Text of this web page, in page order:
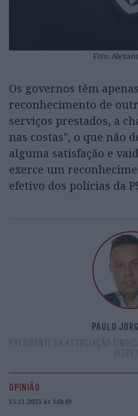
Foto:
Os governos têm
reconhecimento de
serviços prestados, a
nas costas", o que não
alguma satisfação e
exerce um
efetivo dos polícias da
PAULO
PRESIDENTE DA ASSOCIAÇÃO
OPINIÃO
15.11.2023 às 16h49